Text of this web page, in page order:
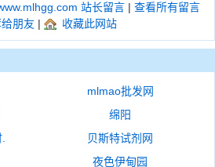
站长留言 | 查看所有留言
朋友 | 收藏此网站
mlmao批发网
绵阳
贝斯特试剂网
夜色伊甸园